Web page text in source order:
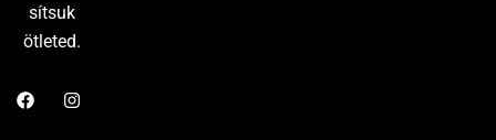
sítsuk
ötleted.